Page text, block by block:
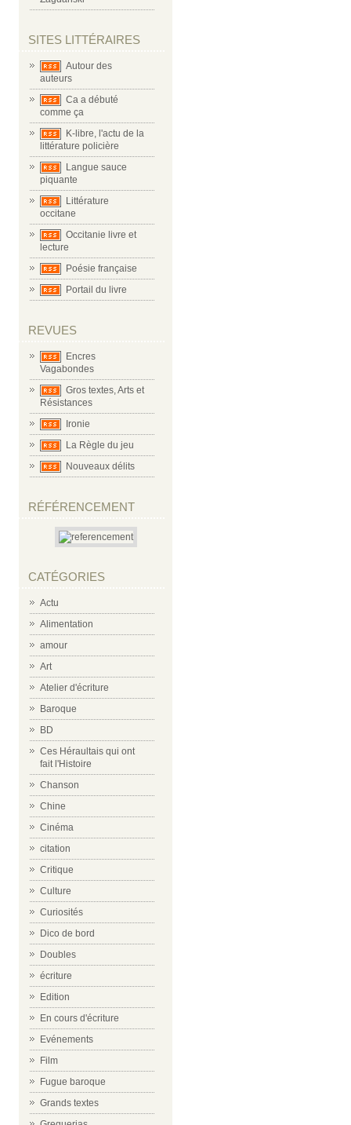
SITES LITTÉRAIRES
Autour des
auteurs
Ca a débuté
comme ça
K-libre, l'actu de la
littérature policière
Langue sauce
piquante
Littérature
occitane
Occitanie livre et
lecture
Poésie française
Portail du livre
REVUES
Encres
Vagabondes
Gros textes, Arts et
Résistances
Ironie
La Règle du jeu
Nouveaux délits
RÉFÉRENCEMENT
CATÉGORIES
Actu
Alimentation
amour
Art
Atelier d'écriture
Baroque
BD
Ces Héraultais qui ont
fait l'Histoire
Chanson
Chine
Cinéma
citation
Critique
Culture
Curiosités
Dico de bord
Doubles
écriture
Edition
En cours d'écriture
Evénements
Film
Fugue baroque
Grands textes